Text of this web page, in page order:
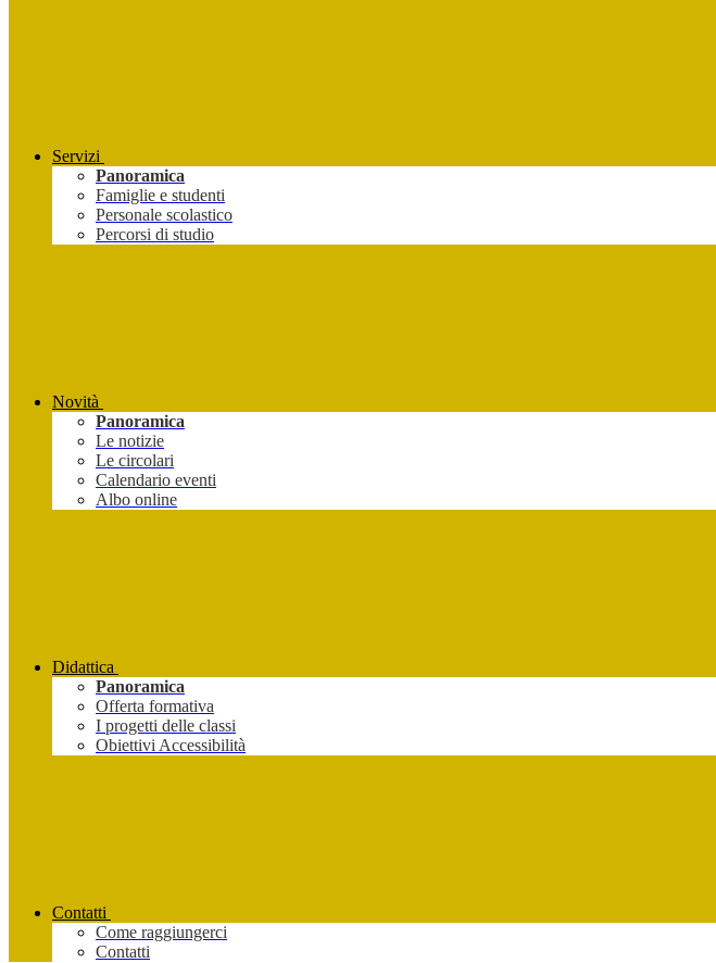
Servizi
Panoramica
Famiglie e studenti
Personale scolastico
Percorsi di studio
Novità
Panoramica
Le notizie
Le circolari
Calendario eventi
Albo online
Didattica
Panoramica
Offerta formativa
I progetti delle classi
Obiettivi Accessibilità
Contatti
Come raggiungerci
Contatti